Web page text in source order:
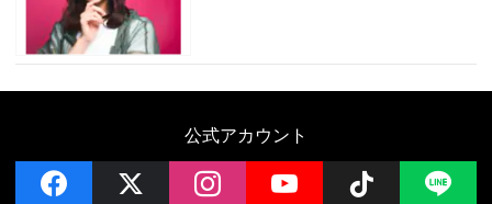
公式アカウント
facebook instagramYouTube Follow